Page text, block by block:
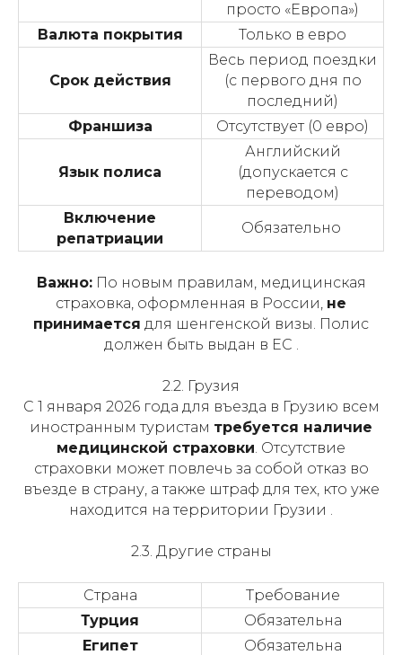
просто «Европа»)
Валюта покрытия
Только в евро
Срок действия
Весь период поездки
(с первого дня по
последний)
Франшиза
Отсутствует (0 евро)
Язык полиса
Английский
(допускается с
переводом)
Включение
репатриации
Обязательно
Важно:По новым правилам, медицинская
страховка, оформленная в России, не
принимается для шенгенской визы. Полис
должен быть выдан в ЕС .
2.2. Грузия
С 1 января 2026 года для въезда в Грузию всем
иностранным туристам требуется наличие
медицинской страховки. Отсутствие
страховки может повлечь за собой отказ во
въезде в страну, а также штраф для тех, кто уже
находится на территории Грузии .
2.3. Другие страны
Страна
Требование
Турция
Обязательна
Египет
Обязательна